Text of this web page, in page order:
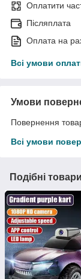
Оплатити
Післяплата
Оплата на
Всі умови
Умови
Повернення
Всі умови
Подібні